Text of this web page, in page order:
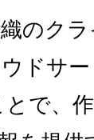
のク
ドサ
で、